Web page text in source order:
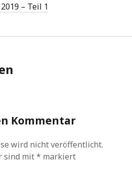
– Teil 1
Kommentar
wird nicht veröffentlicht.
sind mit* markiert